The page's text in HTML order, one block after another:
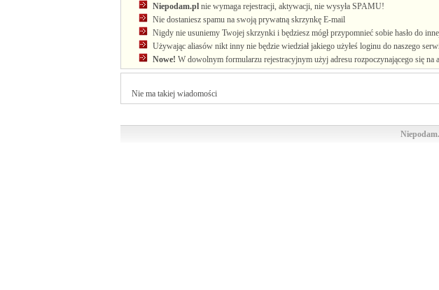
Niepodam.pl nie wymaga rejestracji, aktywacji, nie wysyła SPAMU!
Nie dostaniesz spamu na swoją prywatną skrzynkę E-mail
Nigdy nie usuniemy Twojej skrzynki i będziesz mógł przypomnieć sobie hasło do
Używając aliasów nikt inny nie będzie wiedział jakiego użyłeś loginu do naszego
Nowe! W dowolnym formularzu rejestracyjnym użyj adresu rozpoczynającego się
Nie ma takiej wiadomości